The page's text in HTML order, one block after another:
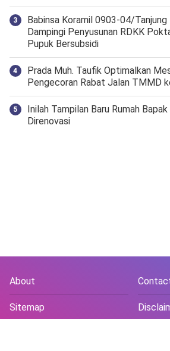
‎Babinsa Koramil 0903-04/
Dampingi Penyusunan RDKK
Pupuk Bersubsidi
Prada Muh. Taufik Optimalkan
Pengecoran Rabat Jalan TMMD
Inilah Tampilan Baru Rumah
Direnovasi
About
Sitemap